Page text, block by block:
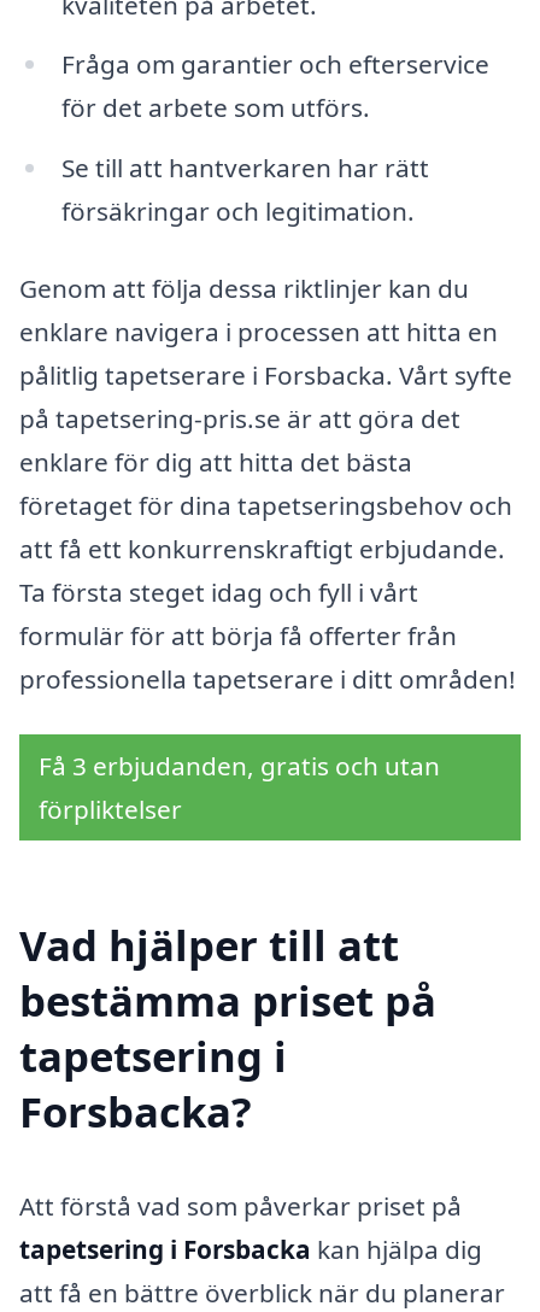
Fråga om garantier och efterservice
för det arbete som utförs.
Se till att hantverkaren har rätt
försäkringar och legitimation.
Genom att följa dessa riktlinjer kan du
enklare navigera i processen att hitta en
pålitlig tapetserare i Forsbacka. Vårt syfte
på tapetsering-pris.se är att göra det
enklare för dig att hitta det bästa
företaget för dina tapetseringsbehov och
att få ett konkurrenskraftigt erbjudande.
Ta första steget idag och fyll i vårt
formulär för att börja få offerter från
professionella tapetserare i ditt områden!
Få 3 erbjudanden, gratis och utan
förpliktelser
Vad hjälper till att
bestämma priset på
tapetsering i
Forsbacka?
Att förstå vad som påverkar priset på
tapetsering i Forsbacka kan hjälpa dig
att få en bättre överblick när du planerar